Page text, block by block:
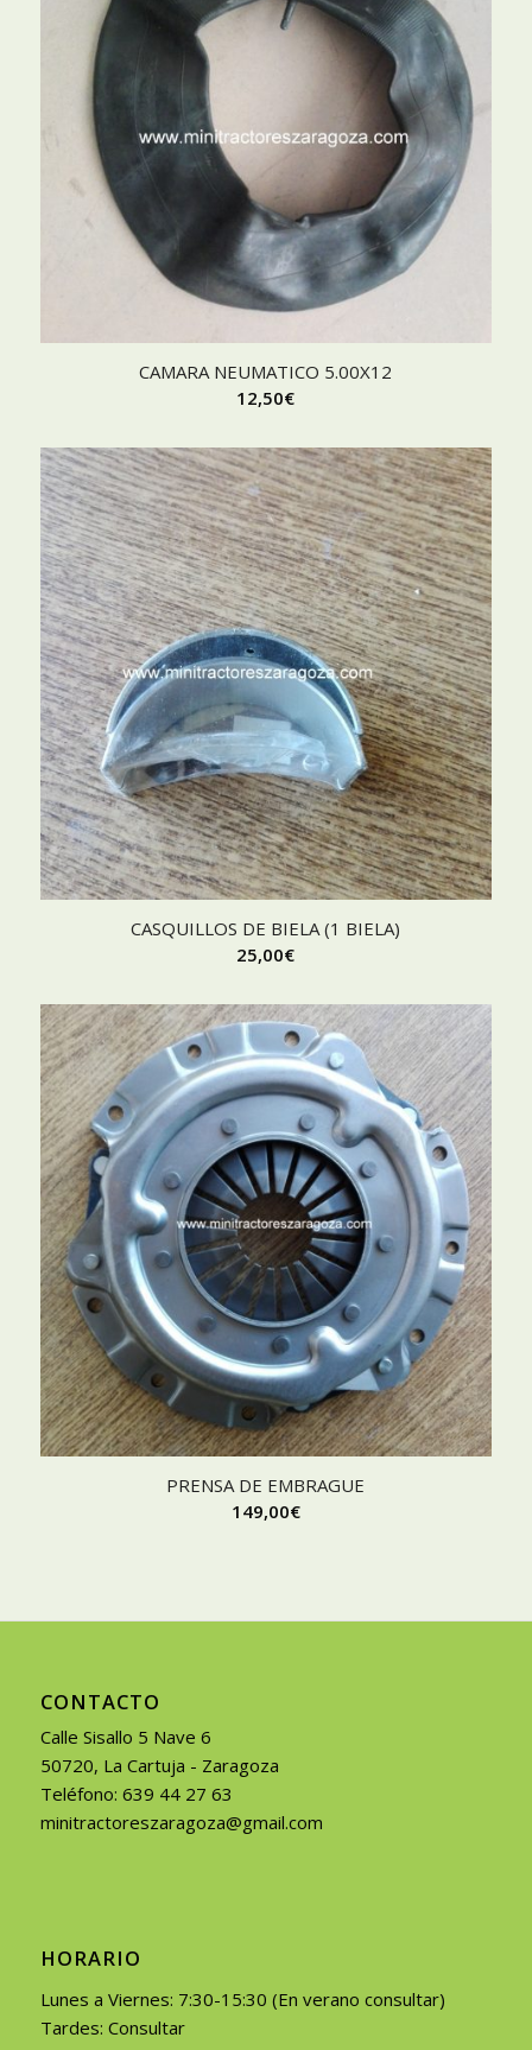
CAMARA NEUMATICO 5.00X12
12,50€
CASQUILLOS DE BIELA (1 BIELA)
25,00€
PRENSA DE EMBRAGUE
149,00€
CONTACTO
Calle Sisallo 5 Nave 6
50720, La Cartuja - Zaragoza
Teléfono: 639 44 27 63
minitractoreszaragoza@gmail.com
HORARIO
Lunes a Viernes: 7:30-15:30 (En verano consultar)
Tardes: Consultar